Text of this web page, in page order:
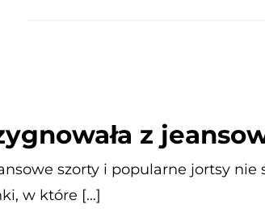
z
szorty i popularne jortsy
w które […]